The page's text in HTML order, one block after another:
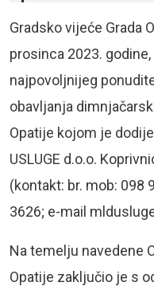
Gradsko vijeće Grada
prosinca 2023.
najpovoljnijeg
obavljanja
Opatije kojom je
USLUGE d.o.o.
(kontakt: br. mob: 098
3626; e-mail
Na temelju navedene
Opatije zaključio je s